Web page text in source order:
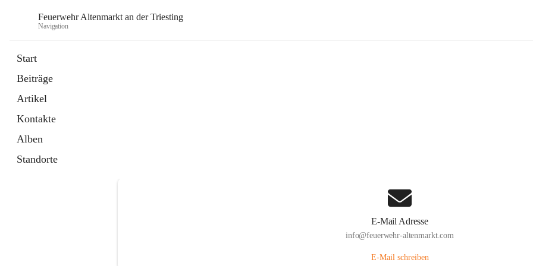
Feuerwehr Altenmarkt an der Triesting
Navigation
Start
Beiträge
Artikel
Kontakte
Alben
Standorte
E-Mail Adresse
info@feuerwehr-altenmarkt.com
E-Mail schreiben